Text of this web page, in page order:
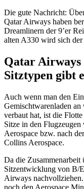
Die gute Nachricht:
Qatar Airways haben
Dreamlinern der 9’er
alten A330 wird sich
Qatar Airways
Sitztypen gibt
Auch wenn man den
Gemischtwarenladen an
verbaut hat, ist die
Sitze in den
Aerospace bzw. nach
Collins Aerospace.
Da die Zusammenarbeit
Sitzentwicklung von B/
Airways
noch den Aerospace